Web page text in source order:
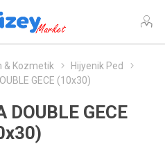
& Kozmetik
Hijyenik Ped
GECE (10x30)
DOUBLE GECE